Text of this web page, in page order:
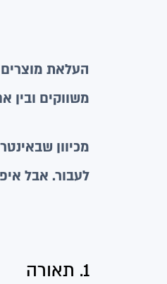
העלאת
משווקים
מכיוון
לעבור. אבל
1. תאורה